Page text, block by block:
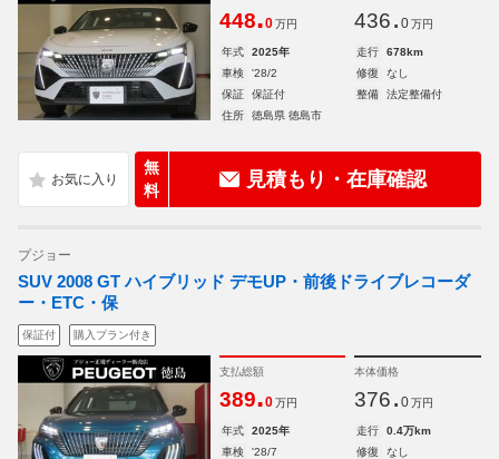
448.0 万円 436. 0 万円
年式 2025年 走行
678km
車検
'28/2 修復
なし
保証
保証付 整備
法定整備付
住所
徳島県 徳島市
無
料
見積もり・在庫確認
プジョー
SUV 2008 GT ハイブリッド デモUP・前後ドライブレコーダ
ー・ETC・保
保証付 購入プラン付き
支払総額
389.0 万円
本体価格
376. 0 万円
年式 2025年 走行
0.4万km
車検
'28/7 修復
なし